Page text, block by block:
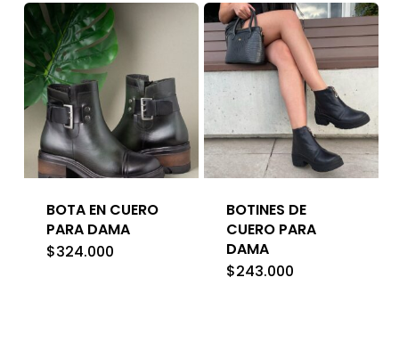
BOTA EN CUERO
PARA DAMA
$324.000
BOTINES DE
CUERO PARA
DAMA
$243.000